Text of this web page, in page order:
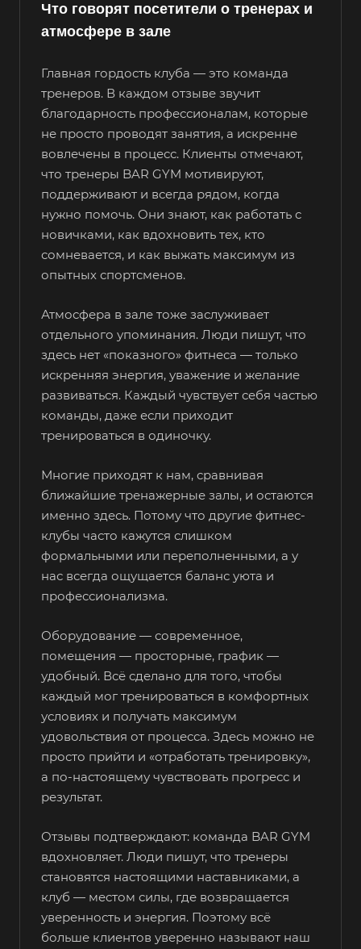
Что говорят посетители о тренерах и
атмосфере в зале
Главная гордость клуба — это команда
тренеров. В каждом отзыве звучит
благодарность профессионалам, которые
не просто проводят занятия, а искренне
вовлечены в процесс. Клиенты отмечают,
что тренеры BAR GYM мотивируют,
поддерживают и всегда рядом, когда
нужно помочь. Они знают, как работать с
новичками, как вдохновить тех, кто
сомневается, и как выжать максимум из
опытных спортсменов.
Атмосфера в зале тоже заслуживает
отдельного упоминания. Люди пишут, что
здесь нет «показного» фитнеса — только
искренняя энергия, уважение и желание
развиваться. Каждый чувствует себя частью
команды, даже если приходит
тренироваться в одиночку.
Многие приходят к нам, сравнивая
ближайшие тренажерные залы, и остаются
именно здесь. Потому что другие фитнес-
клубы часто кажутся слишком
формальными или переполненными, а у
нас всегда ощущается баланс уюта и
профессионализма.
Оборудование — современное,
помещения — просторные, график —
удобный. Всё сделано для того, чтобы
каждый мог тренироваться в комфортных
условиях и получать максимум
удовольствия от процесса. Здесь можно не
просто прийти и «отработать тренировку»,
а по-настоящему чувствовать прогресс и
результат.
Отзывы подтверждают: команда BAR GYM
вдохновляет. Люди пишут, что тренеры
становятся настоящими наставниками, а
клуб — местом силы, где возвращается
уверенность и энергия. Поэтому всё
больше клиентов уверенно называют наш